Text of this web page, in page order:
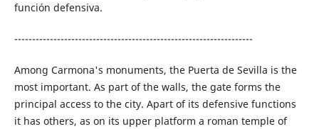
función defensiva.
-------------------------------------------------------------------
Among Carmona's monuments, the Puerta de Sevilla is the
most important. As part of the walls, the gate forms the
principal access to the city. Apart of its defensive functions
it has others, as on its upper platform a roman temple of